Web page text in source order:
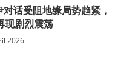
话受阻地缘局势趋紧，
现剧烈震荡
2026